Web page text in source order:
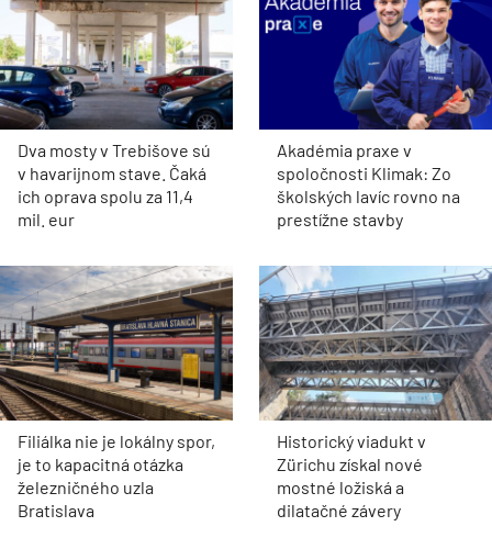
Dva mosty v Trebišove sú
v havarijnom stave. Čaká
ich oprava spolu za 11,4
mil. eur
Akadémia praxe v
spoločnosti Klimak: Zo
školských lavíc rovno na
prestížne stavby
Filiálka nie je lokálny spor,
je to kapacitná otázka
železničného uzla
Bratislava
Historický viadukt v
Zürichu získal nové
mostné ložiská a
dilatačné závery